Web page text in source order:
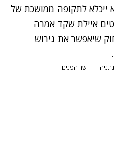
ייכלא לתקופה ממושכת של
איילת שקד אמרה
שיאפשר את גירוש
שר הפנים